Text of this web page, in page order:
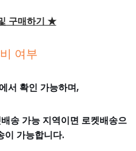
구매하기 ★
여부
서 확인 가능하며,
송 가능 지역이면 로켓배송으
이 가능합니다.